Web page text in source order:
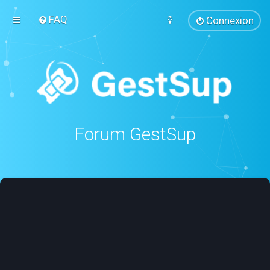
FAQ Connexion
Forum GestSup